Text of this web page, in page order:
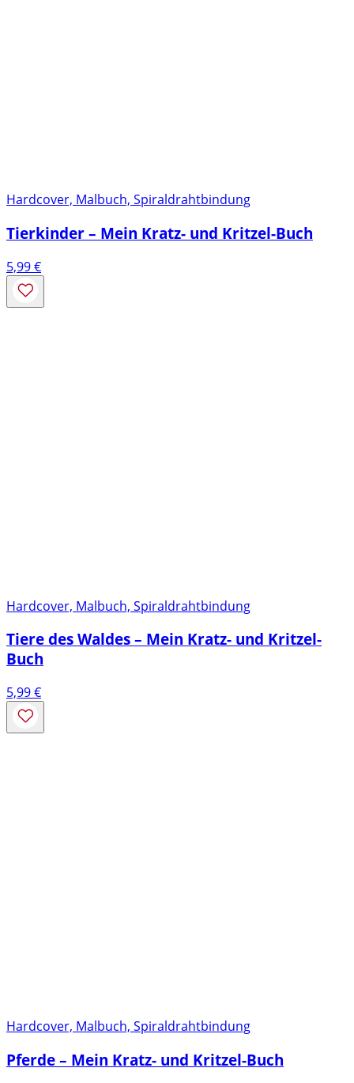
Hardcover, Malbuch, Spiraldrahtbindung
Tierkinder – Mein Kratz- und Kritzel-Buch
5,99€
Hardcover, Malbuch, Spiraldrahtbindung
Tiere des Waldes – Mein Kratz- und Kritzel-
Buch
5,99€
Hardcover, Malbuch, Spiraldrahtbindung
Pferde – Mein Kratz- und Kritzel-Buch